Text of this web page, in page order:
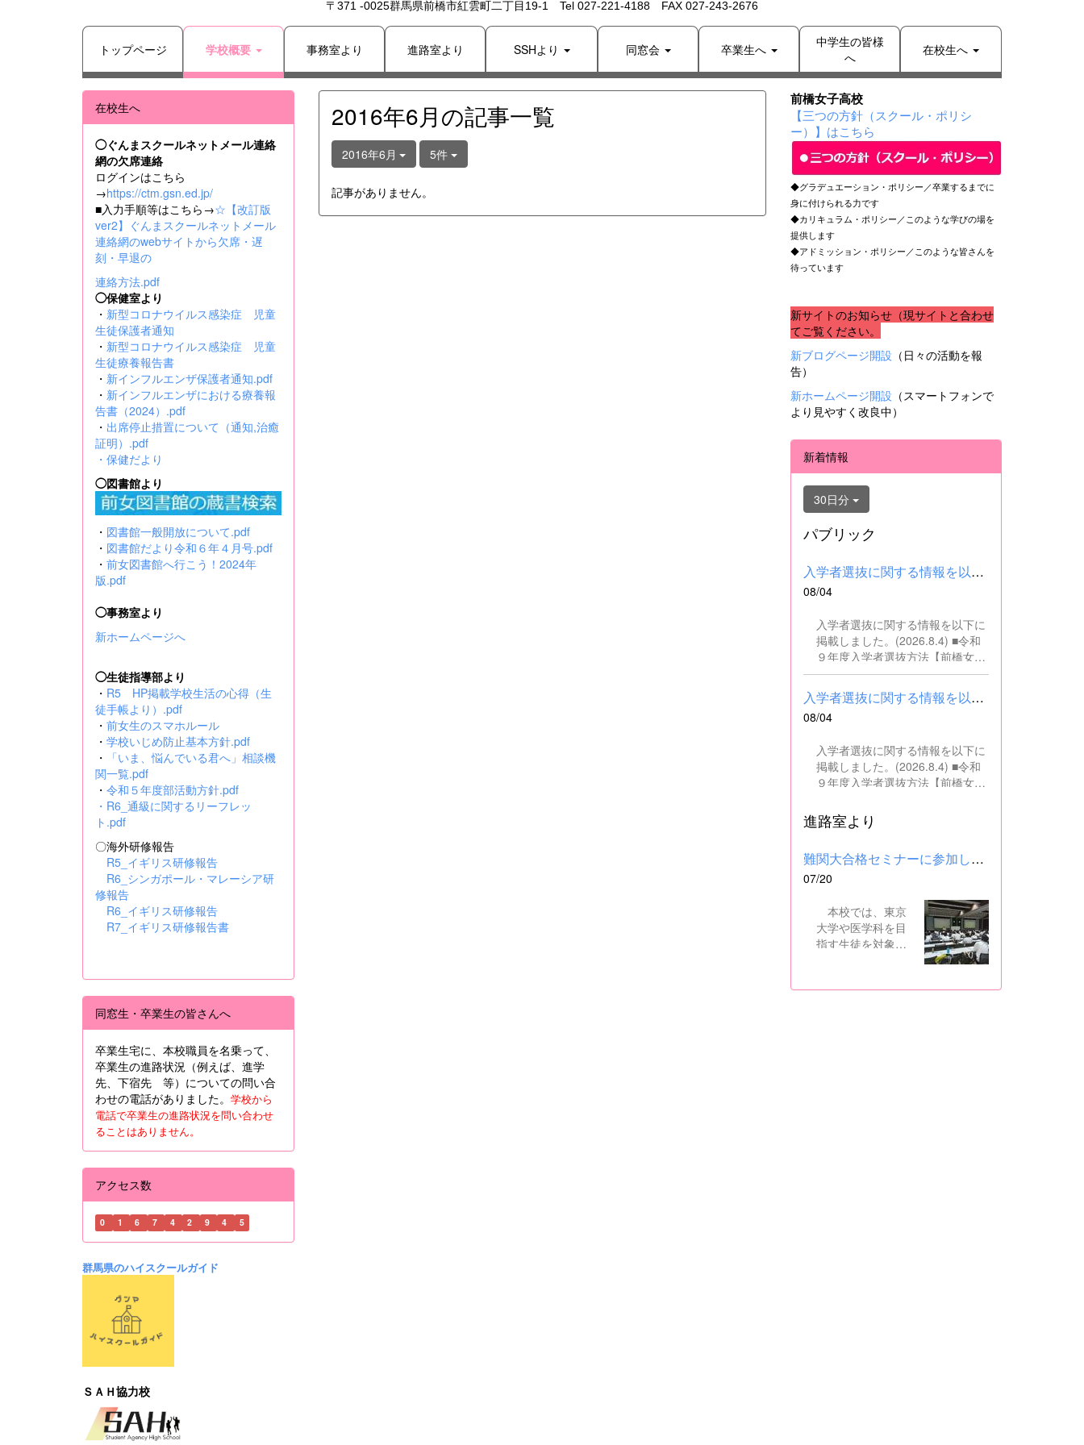
〒371 -0025群馬県前橋市紅雲町二丁目19-1 Tel 027-221-4188 FAX 027-243-2676
トップページ 学校概要 事務室より 進路室より SSHより 同窓会 卒業生へ
中学生の皆様
へ
在校生へ
2016年6月の記事一覧
2016年6月 5件
記事がありません。
在校生へ
◯ぐんまスクールネットメール連絡
網の欠席連絡
ログインはこちら
→https://ctm.gsn.ed.jp/
■入力手順等はこちら→☆【改訂版
ver2】ぐんまスクールネットメール
連絡網のwebサイトから欠席・遅
刻・早退の
連絡方法.pdf
◯保健室より
・ 新型コロナウイルス感染症 児童
生徒保護者通知
・ 新型コロナウイルス感染症 児童
生徒療養報告書
・ 新インフルエンザ保護者通知.pdf
・ 新インフルエンザにおける療養報
告書（2024）.pdf
・ 出席停止措置について（通知,治癒
証明）.pdf
・ 保健だより
◯図書館より
・ 図書館一般開放について.pdf
・ 図書館だより令和６年４月号.pdf
・ 前女図書館へ行こう！2024年
版.pdf
◯事務室より
新ホームページへ
◯生徒指導部より
・ R5 HP掲載学校生活の心得（生
徒手帳より）.pdf
・ 前女生のスマホルール
・ 学校いじめ防止基本方針.pdf
・
「いま、悩んでいる君へ」相談機
関一覧.pdf
・ 令和５年度部活動方針.pdf
・ R6_通級に関するリーフレッ
ト.pdf
〇海外研修報告
R5_イギリス研修報告
R6_シンガポール・マレーシア研
修報告
R6_イギリス研修報告
R7_イギリス研修報告書
同窓生・卒業生の皆さんへ
卒業生宅に、本校職員を名乗って、
卒業生の進路状況（例えば、進学
先、下宿先 等）についての問い合
わせの電話がありました。 学校から
電話で卒業生の進路状況を問い合わせ
ることはありません。
アクセス数
0 1 6 7 4 2 9 4 5
群馬県のハイスクールガイド
ＳＡＨ協力校
前橋女子高校
【三つの方針（スクール・ポリシ
ー）】はこちら
◆グラデュエーション・ポリシー／卒業するまでに
身に付けられる力です
◆カリキュラム・ポリシー／このような学びの場を
提供します
◆アドミッション・ポリシー／このような皆さんを
待っています
新サイトのお知らせ（現サイトと合わせ
てご覧ください。
新ブログページ開設 （日々の活動を報
告）
新ホームページ開設 （スマートフォンで
より見やすく改良中）
新着情報
30日分
パブリック
入学者選抜に関する情報を以下に掲載しました。(2026.8.4) ■令和...
08/04
入学者選抜に関する情報を以下に
掲載しました。(2026.8.4) ■令和
９年度入学者選抜方法【前橋女子
高校】pdf はこちら ■群馬県教育
委員会webサイト 高校入試に関
するページはこちら
入学者選抜に関する情報を以下に掲載しました。(2026.8.4) ■令和...
08/04
入学者選抜に関する情報を以下に
掲載しました。(2026.8.4) ■令和
９年度入学者選抜方法【前橋女子
委員会webサイト 高校入試に関
するページはこちら
進路室より
難関大合格セミナーに参加しました
07/20
本校では、東京
大学や医学科を目
指す生徒を対象
格セミナーを行っ